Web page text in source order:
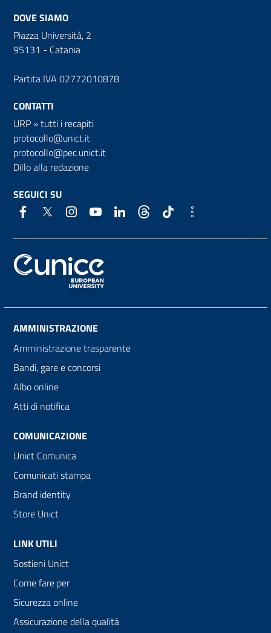
DOVE SIAMO
Piazza Università, 2
95131 - Catania
Partita IVA 02772010878
CONTATTI
URP »tutti i recapiti
protocollo@unict.it
protocollo@pec.unict.it
Dillo alla redazione
SEGUICI SU
AMMINISTRAZIONE
Amministrazione trasparente
Bandi, gare e concorsi
Albo online
Atti di notifica
COMUNICAZIONE
Unict Comunica
Comunicati stampa
Brand identity
Store Unict
LINK UTILI
Sostieni Unict
Come fare per
Sicurezza online
Assicurazione della qualità